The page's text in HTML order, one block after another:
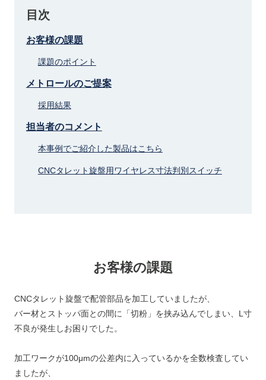
目次
お客様の課題
課題のポイント
メトロールのご提案
採用結果
担当者のコメント
本事例でご紹介した製品はこちら
CNCタレット旋盤用ワイヤレス寸法判別スイッチ
お客様の課題
CNCタレット旋盤で配管部品を加工していましたが、
バー材とストッパ面との間に「切粉」を挟み込んでしまい、L寸
不良が発生しお困りでした。
加工ワークが100μmの公差内に入っているかを全数検査してい
ましたが、